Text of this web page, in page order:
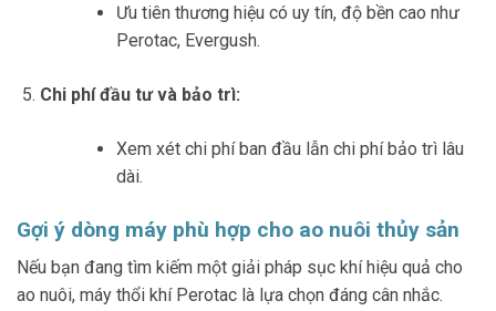
Ưu tiên thương hiệu có uy tín, độ bền cao như
Perotac, Evergush.
Chi phí đầu tư và bảo trì:
Xem xét chi phí ban đầu lẫn chi phí bảo trì lâu
dài.
Gợi ý dòng máy phù hợp cho ao nuôi thủy sản
Nếu bạn đang tìm kiếm một giải pháp sục khí hiệu quả cho
ao nuôi, máy thổi khí Perotac là lựa chọn đáng cân nhắc.